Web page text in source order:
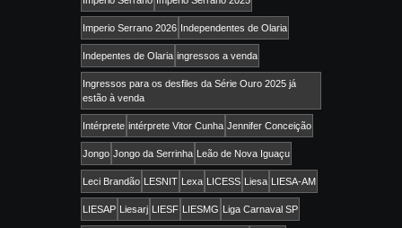
Imperio Serrano 2026 Independentes de Olaria
Indepentes de Olaria ingressos a venda
Ingressos para os desfiles da Série Ouro 2025 já
estão à venda
Intérprete intérprete Vitor Cunha Jennifer Conceição
Jongo Jongo da Serrinha Leão de Nova Iguaçu
Leci Brandão LESNIT Lexa LICESS Liesa LIESA-AM
LIESAP Liesarj LIESF LIESMG Liga Carnaval SP